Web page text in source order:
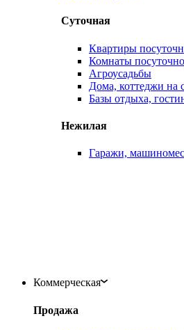
Суточная
Квартиры
Комнаты посуточно
Агроусадьбы
Дома, коттеджи на
Базы отдыха,
Нежилая
Гаражи,
Коммерческая
Продажа